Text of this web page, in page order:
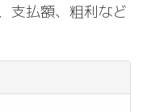
支払額、粗利など